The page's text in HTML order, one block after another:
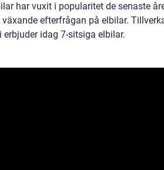
har vuxit i popularitet de senaste
växande efterfrågan på elbilar.
erbjuder idag 7-sitsiga elbilar.